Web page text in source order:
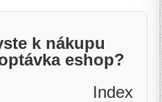
k nákupu
eshop?
Index